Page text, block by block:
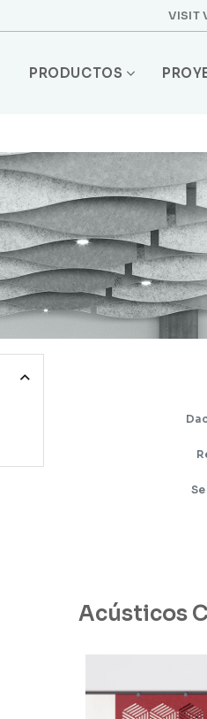
VISIT
PRODUCTOS
Acústicos